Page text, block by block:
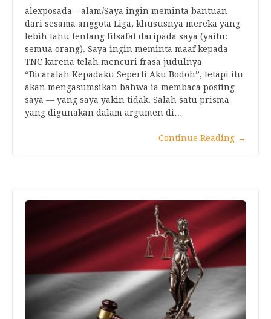
alexposada – alam/Saya ingin meminta bantuan
dari sesama anggota Liga, khususnya mereka yang
lebih tahu tentang filsafat daripada saya (yaitu:
semua orang). Saya ingin meminta maaf kepada
TNC karena telah mencuri frasa judulnya
“Bicaralah Kepadaku Seperti Aku Bodoh”, tetapi itu
akan mengasumsikan bahwa ia membaca posting
saya — yang saya yakin tidak. Salah satu prisma
yang digunakan dalam argumen di…
Continue Reading →